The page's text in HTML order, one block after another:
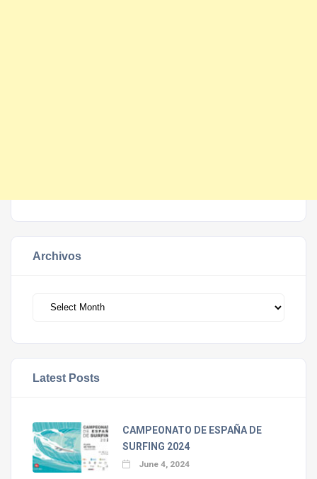
Archivos
Latest Posts
CAMPEONATO DE ESPAÑA DE
SURFING 2024
June 4, 2024